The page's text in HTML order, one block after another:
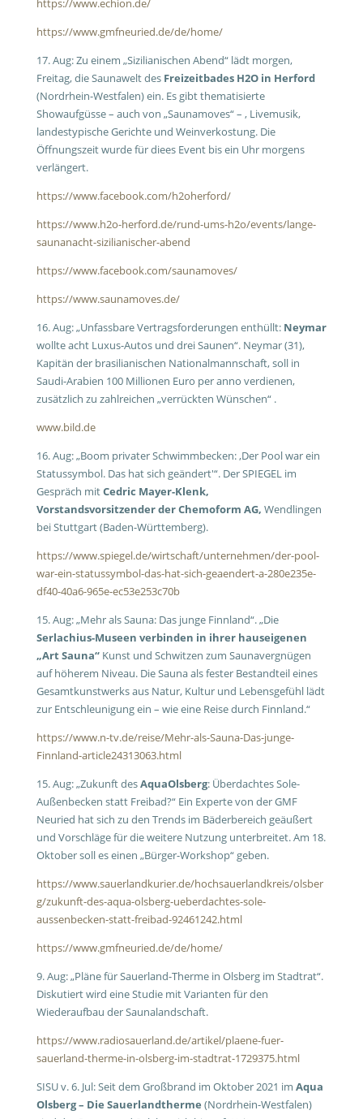
https://www.echion.de/
https://www.gmfneuried.de/de/home/
17. Aug: Zu einem „Sizilianischen Abend“ lädt morgen,
Freitag, die Saunawelt des Freizeitbades H2O in Herford
(Nordrhein-Westfalen) ein. Es gibt thematisierte
Showaufgüsse – auch von „Saunamoves“ – , Livemusik,
landestypische Gerichte und Weinverkostung. Die
Öffnungszeit wurde für diees Event bis ein Uhr morgens
verlängert.
https://www.facebook.com/h2oherford/
https://www.h2o-herford.de/rund-ums-h2o/events/lange-
saunanacht-sizilianischer-abend
https://www.facebook.com/saunamoves/
https://www.saunamoves.de/
16. Aug: „Unfassbare Vertragsforderungen enthüllt: Neymar
wollte acht Luxus-Autos und drei Saunen“. Neymar (31),
Kapitän der brasilianischen Nationalmannschaft, soll in
Saudi-Arabien 100 Millionen Euro per anno verdienen,
zusätzlich zu zahlreichen „verrückten Wünschen“ .
www.bild.de
16. Aug: „Boom privater Schwimmbecken: ‚Der Pool war ein
Statussymbol. Das hat sich geändert'“. Der SPIEGEL im
Gespräch mitCedric Mayer-Klenk,
Vorstandsvorsitzender der Chemoform AG, Wendlingen
bei Stuttgart (Baden-Württemberg).
https://www.spiegel.de/wirtschaft/unternehmen/der-pool-
war-ein-statussymbol-das-hat-sich-geaendert-a-280e235e-
df40-40a6-965e-ec53e253c70b
15. Aug: „Mehr als Sauna: Das junge Finnland“. „Die
Serlachius-Museen verbinden in ihrer hauseigenen
„Art Sauna“Kunst und Schwitzen zum Saunavergnügen
auf höherem Niveau. Die Sauna als fester Bestandteil eines
Gesamtkunstwerks aus Natur, Kultur und Lebensgefühl lädt
zur Entschleunigung ein – wie eine Reise durch Finnland.“
https://www.n-tv.de/reise/Mehr-als-Sauna-Das-junge-
Finnland-article24313063.html
15. Aug: „Zukunft desAquaOlsberg: Überdachtes Sole-
Außenbecken statt Freibad?“ Ein Experte von der GMF
Neuried hat sich zu den Trends im Bäderbereich geäußert
und Vorschläge für die weitere Nutzung unterbreitet. Am 18.
Oktober soll es einen „Bürger-Workshop“ geben.
https://www.sauerlandkurier.de/hochsauerlandkreis/olsber
g/zukunft-des-aqua-olsberg-ueberdachtes-sole-
aussenbecken-statt-freibad-92461242.html
https://www.gmfneuried.de/de/home/
9. Aug: „Pläne für Sauerland-Therme in Olsberg im Stadtrat“.
Diskutiert wird eine Studie mit Varianten für den
Wiederaufbau der Saunalandschaft.
https://www.radiosauerland.de/artikel/plaene-fuer-
sauerland-therme-in-olsberg-im-stadtrat-1729375.html
SISU v. 6. Jul: Seit dem Großbrand im Oktober 2021 im Aqua
Olsberg – Die Sauerlandtherme (Nordrhein-Westfalen)